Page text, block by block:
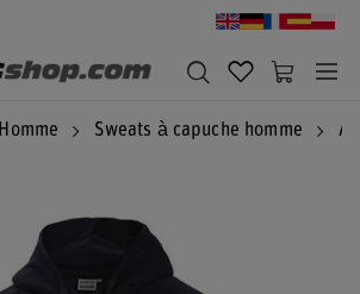
Homme Sweats à capuche homme